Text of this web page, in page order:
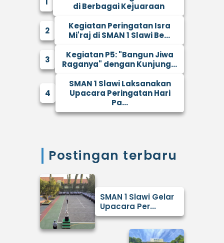
di Berbagai Kejuaraan
2
Kegiatan Peringatan Isra
Mi'raj di SMAN 1 Slawi Be...
3
Kegiatan P5: "Bangun Jiwa
Raganya" dengan Kunjung...
4
SMAN 1 Slawi Laksanakan
Upacara Peringatan Hari
Pa...
Postingan terbaru
SMAN 1 Slawi Gelar
Upacara Per...